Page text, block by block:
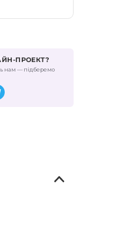
ПРОЕКТ?
нам — підберемо